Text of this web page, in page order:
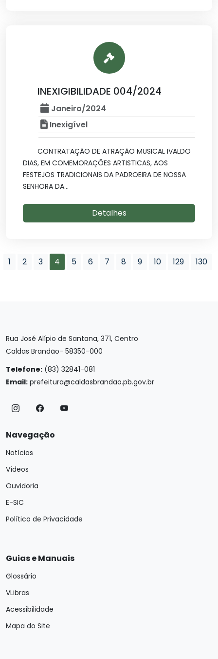
INEXIGIBILIDADE 004/2024
Janeiro/2024
Inexigível
CONTRATAÇÃO DE ATRAÇÃO MUSICAL IVALDO
DIAS, EM COMEMORAÇÕES ARTISTICAS, AOS
FESTEJOS TRADICIONAIS DA PADROEIRA DE NOSSA
SENHORA DA...
Detalhes
1 2 3 4 5 6 7 8 9 10 129 130
Rua José Alípio de Santana, 371, Centro
Caldas Brandão- 58350-000
Telefone: (83) 32841-081
Email: prefeitura@caldasbrandao.pb.gov.br
Navegação
Notícias
Vídeos
Ouvidoria
E-SIC
Política de Privacidade
Guias e Manuais
Glossário
VLibras
Acessibilidade
Mapa do Site